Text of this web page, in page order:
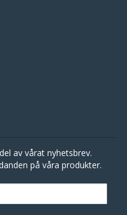
av vårat nyhetsbrev.
på våra produkter.